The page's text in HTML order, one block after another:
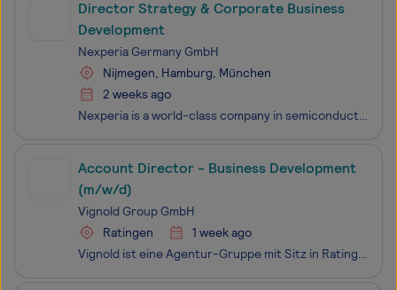
Director Strategy & Corporate Business
Development
Nexperia Germany GmbH
Nijmegen, Hamburg, München
2 weeks ago
Nexperia is a world-class company in semiconductor development and in-house production. A proven global player with an entrepreneurial mentality. At our core is an 12,000+ strong international network with a singular focus. Built on passion and commitment to our work, belief in our goals and a drive
Account Director - Business Development
(m/w/d)
Vignold Group GmbH
Ratingen
1 week ago
Vignold ist eine Agentur-Gruppe mit Sitz in Ratingen. Alles was wir tun dreht sich um Produkt- und Markenkommunikation. Wir bieten Beratung zur digitalen Transformation in Kombination mit Kreation gepaart mit Technologie sowie Medien-Produktion. Unsere mittlerweile über 150 Talente in Deutschl